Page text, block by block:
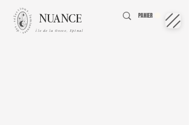
NUANCE PANIER
île de la Gosse, Epinal